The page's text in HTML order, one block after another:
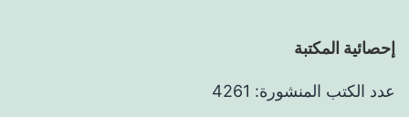
إحصائية المكتبة
عدد الكتب المنشورة: 4261